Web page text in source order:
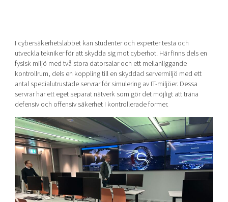
I cybersäkerhetslabbet kan studenter och experter testa och
utveckla tekniker för att skydda sig mot cyberhot. Här finns dels en
fysisk miljö med två stora datorsalar och ett mellanliggande
kontrollrum, dels en koppling till en skyddad servermiljö med ett
antal specialutrustade servrar för simulering av IT-miljöer. Dessa
servrar har ett eget separat nätverk som gör det möjligt att träna
defensiv och offensiv säkerhet i kontrollerade former.